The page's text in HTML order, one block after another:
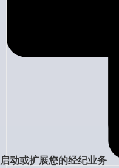
启动或扩展您的经纪业务